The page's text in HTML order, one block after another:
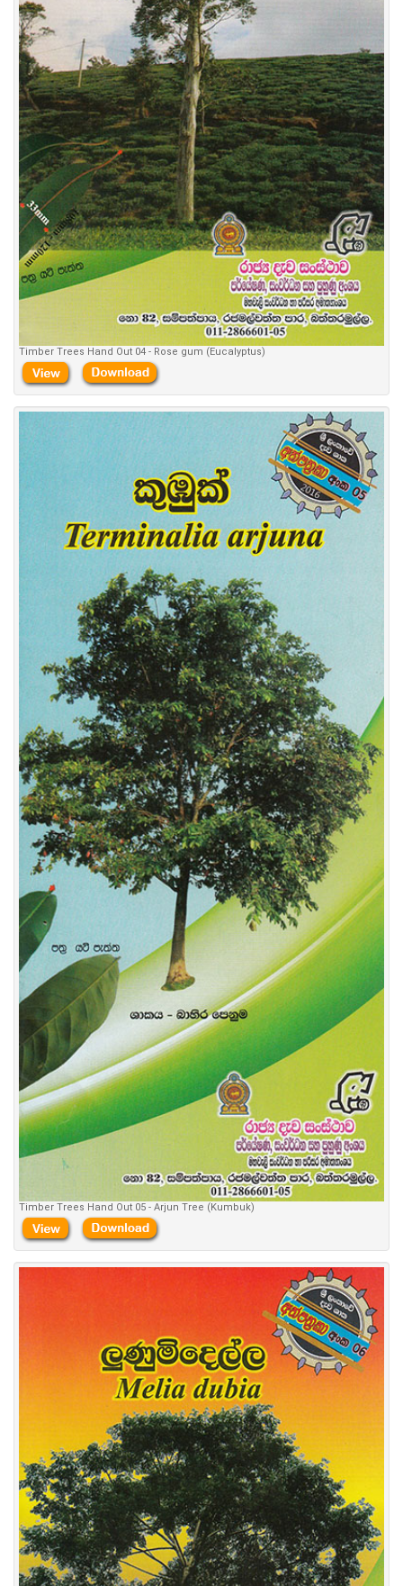
Timber Trees Hand Out 04 - Rose gum (Eucalyptus)
Timber Trees Hand Out 05 - Arjun Tree (Kumbuk)